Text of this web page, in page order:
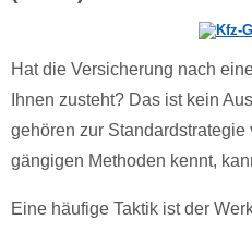
Hat die Versicherung nach
Ihnen zusteht? Das ist kein
gehören zur
gängigen Methoden kennt,
Eine häufige Taktik ist der